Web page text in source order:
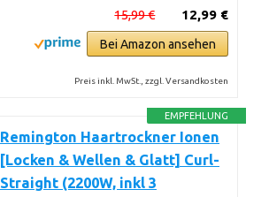
12,99 €
15,99 €
Bei Amazon ansehen
Preis inkl. MwSt., zzgl. Versandkosten
EMPFEHLUNG
Remington Haartrockner Ionen
[Locken & Wellen & Glatt] Curl-
Straight (2200W, inkl 3